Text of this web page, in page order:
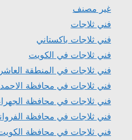
غير مصنف
فني ثلاجات
فني ثلاجات باكستاني
فني ثلاجات في الكويت
فني ثلاجات في المنطقة
فني ثلاجات في محافظة
فني ثلاجات في محافظة
فني ثلاجات في محافظة
فني ثلاجات في محافظة